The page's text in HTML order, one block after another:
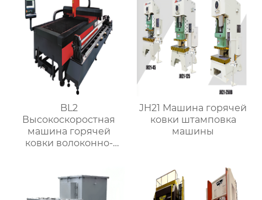
BL2
Высокоскоростная
машина горячей
ковки волоконно-
металлических листов
и труб
JH21 Машина горячей
ковки штамповка
машины